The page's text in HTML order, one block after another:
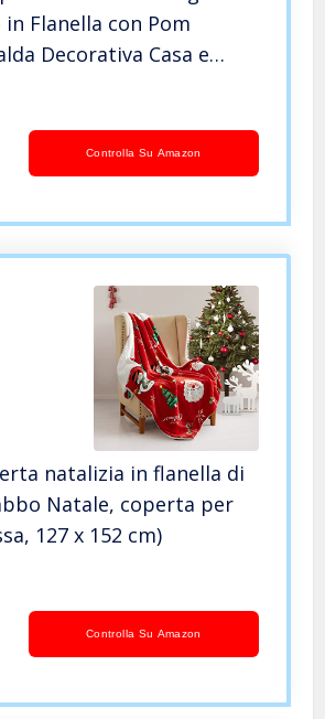
Flanella con Pom
Decorativa Casa e
Ufficio Coperta
Controlla Su Amazon
natalizia in flanella di
Natale, coperta per
127 x 152 cm)
Controlla Su Amazon